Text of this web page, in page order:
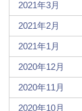
2021年3月
2021年2月
2021年1月
2020年12月
2020年11月
2020年10月